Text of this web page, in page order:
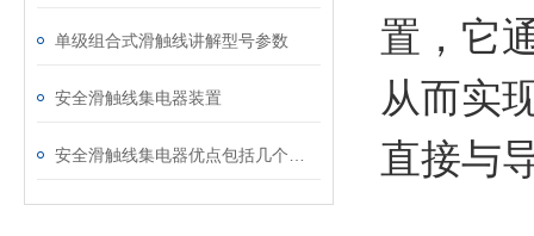
单级组合式滑触线讲解型号参数
安全滑触线集电器装置
置，它
从而实
直接